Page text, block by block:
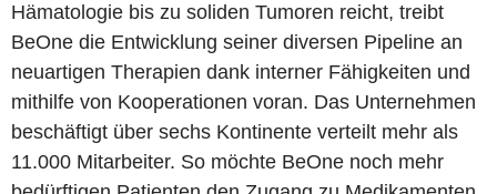
Hämatologie bis zu soliden Tumoren reicht, treibt
BeOne die Entwicklung seiner diversen Pipeline an
neuartigen Therapien dank interner Fähigkeiten und
mithilfe von Kooperationen voran. Das Unternehmen
beschäftigt über sechs Kontinente verteilt mehr als
11.000 Mitarbeiter. So möchte BeOne noch mehr